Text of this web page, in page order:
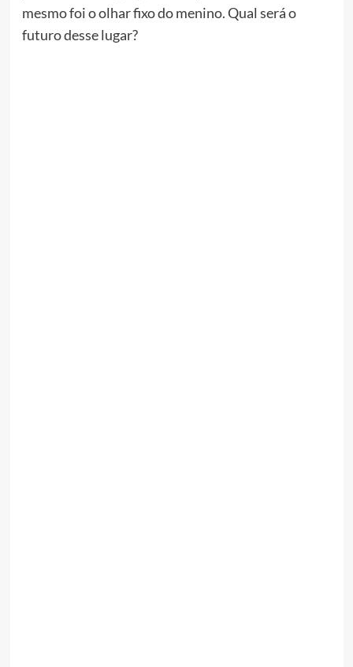
mesmo foi o olhar fixo do menino. Qual será o
futuro desse lugar?